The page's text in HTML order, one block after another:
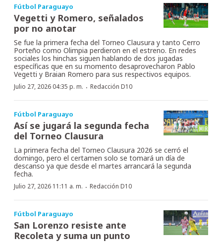
Fútbol Paraguayo
Vegetti y Romero, señalados
por no anotar
Se fue la primera fecha del Torneo Clausura y tanto Cerro
Porteño como Olimpia perdieron en el estreno. En redes
sociales los hinchas siguen hablando de dos jugadas
específicas que en su momento desaprovecharon Pablo
Vegetti y Braian Romero para sus respectivos equipos.
Julio 27, 2026 04:35 p. m. · Redacción D10
Fútbol Paraguayo
Así se jugará la segunda fecha
del Torneo Clausura
La primera fecha del Torneo Clausura 2026 se cerró el
domingo, pero el certamen solo se tomará un día de
descanso ya que desde el martes arrancará la segunda
fecha.
Julio 27, 2026 11:11 a. m. · Redacción D10
Fútbol Paraguayo
San Lorenzo resiste ante
Recoleta y suma un punto